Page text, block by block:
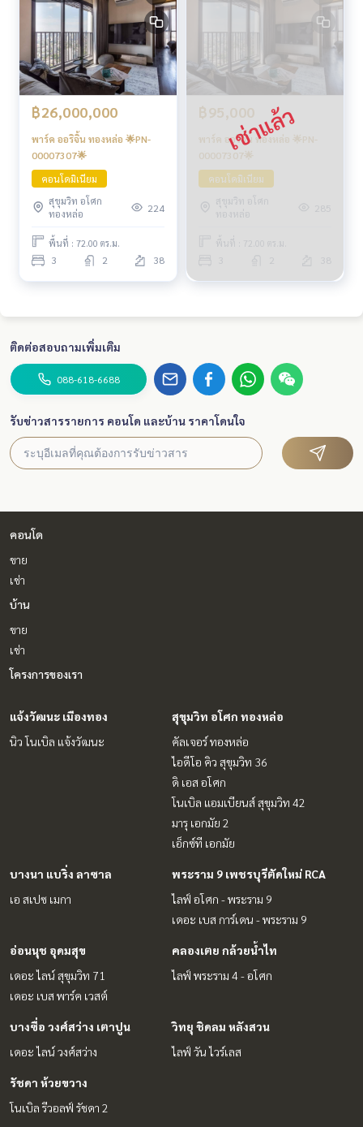
฿26,000,000
พาร์ค ออริจิ้น ทองหล่อ 🌟PN-
00007307🌟
คอนโดมิเนียม
สุขุมวิท อโศก
ทองหล่อ
224
พื้นที่ : 72.00 ตร.ม.
3 2 38
฿95,000
พาร์ค ออริจิ้น ทองหล่อ 🌟PN-
00007307🌟
คอนโดมิเนียม
สุขุมวิท อโศก
ทองหล่อ
285
พื้นที่ : 72.00 ตร.ม.
38
ติดต่อสอบถามเพิ่มเติม
088-618-6688
รับข่าวสารรายการ คอนโด และบ้าน ราคาโดนใจ
คอนโด
ขาย
เช่า
บ้าน
ขาย
เช่า
โครงการของเรา
แจ้งวัฒนะ เมืองทอง
นิว โนเบิล แจ้งวัฒนะ
สุขุมวิท อโศก ทองหล่อ
คัลเจอร์ ทองหล่อ
ไอดีโอ คิว สุขุมวิท 36
ดิ เอส อโศก
โนเบิล แอมเบียนส์ สุขุมวิท 42
มารุ เอกมัย 2
เอ็กซ์ที เอกมัย
บางนา แบริ่ง ลาซาล
เอ สเปซ เมกา
พระราม 9 เพชรบุรีตัดใหม่ RCA
ไลฟ์ อโศก - พระราม 9
เดอะ เบส การ์เดน - พระราม 9
อ่อนนุช อุดมสุข
เดอะ ไลน์ สุขุมวิท 71
เดอะ เบส พาร์ค เวสต์
คลองเตย กล้วยน้ำไท
ไลฟ์ พระราม 4 - อโศก
บางซื่อ วงศ์สว่าง เตาปูน
เดอะ ไลน์ วงศ์สว่าง
วิทยุ ชิดลม หลังสวน
ไลฟ์ วัน ไวร์เลส
รัชดา ห้วยขวาง
โนเบิล รีวอลฟ์ รัชดา 2